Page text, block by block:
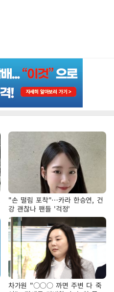
"손 떨림 포착"…카라 한승연, 건
강 괜찮나 팬들 '걱정'
차가원 "○○○ 까면 주변 다 죽